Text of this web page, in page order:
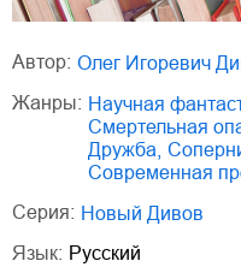
Автор:
Олег Игоревич
Жанры:
научная
смертельная
дружба
современная
Серия:
Новый Дивов
Язык: Русский